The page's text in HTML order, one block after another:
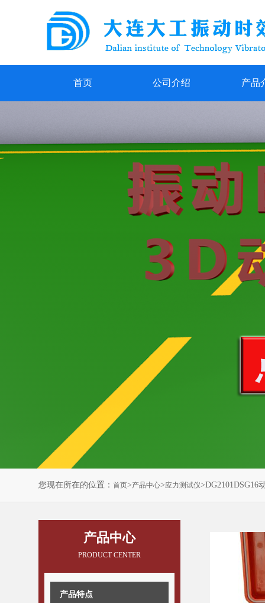
首页 公司介绍 产品
您现在所在的位置： 首页>产品中心>应力测试仪>DG2101DSG16
产品中心
PRODUCT CENTER
产品特点